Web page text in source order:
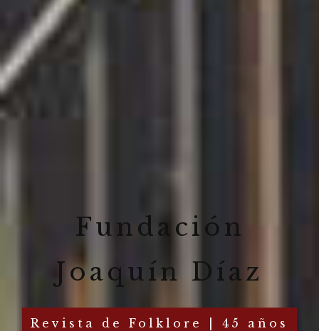
Fundación
Joaquín Díaz
Revista de Folklore | 45 años